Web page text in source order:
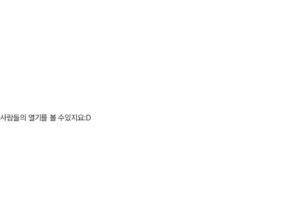
람들의 열기를 볼 수있지요:D